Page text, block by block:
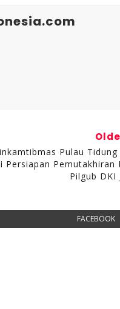
Pulau
Persiapan Pemutakhiran
Pilgub DKI
FACEBOOK